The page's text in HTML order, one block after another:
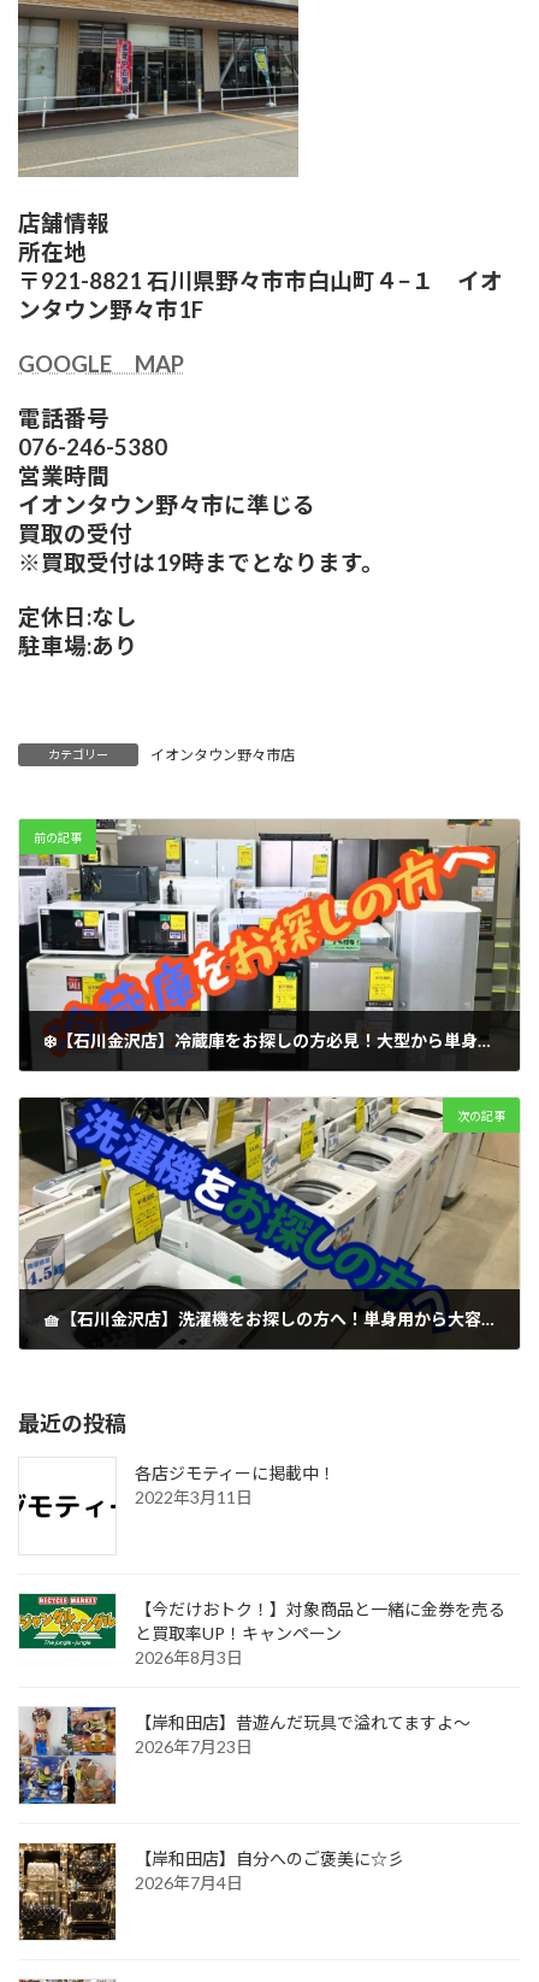
店舗情報
所在地
〒921-8821 石川県野々市市白山町４−１ イオ
ンタウン野々市1F
GOOGLE MAP
電話番号
076-246-5380
営業時間
イオンタウン野々市に準じる
買取の受付
※買取受付は19時までとなります。
定休日:なし
駐車場:あり
カテゴリー イオンタウン野々市店
前の記事
❄️【石川金沢店】冷蔵庫をお探しの方必見！大型から単身用まで、クリーニング済みの美品が続々入荷！
次の記事
🧺【石川金沢店】洗濯機をお探しの方へ！単身用から大容量モデルまで、クリーニング済みの美品が勢揃い！
最近の投稿
各店ジモティーに掲載中！
2022年3月11日
【今だけおトク！】対象商品と一緒に金券を売る
と買取率UP！キャンペーン
2026年8月3日
【岸和田店】昔遊んだ玩具で溢れてますよ～
2026年7月23日
【岸和田店】自分へのご褒美に☆彡
2026年7月4日